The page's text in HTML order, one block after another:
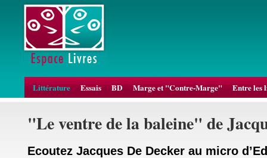
Littérature Essais BD Marge et "Contre-Marge" Entre les
"Le ventre de la baleine" de
Ecoutez Jacques De Decker au micro